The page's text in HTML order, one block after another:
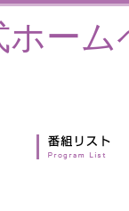
ホーム